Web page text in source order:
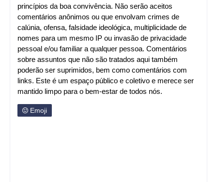
princípios da boa convivência. Não serão aceitos
comentários anônimos ou que envolvam crimes de
calúnia, ofensa, falsidade ideológica, multiplicidade de
nomes para um mesmo IP ou invasão de privacidade
pessoal e/ou familiar a qualquer pessoa. Comentários
sobre assuntos que não são tratados aqui também
poderão ser suprimidos, bem como comentários com
links. Este é um espaço público e coletivo e merece ser
mantido limpo para o bem-estar de todos nós.
Emoji